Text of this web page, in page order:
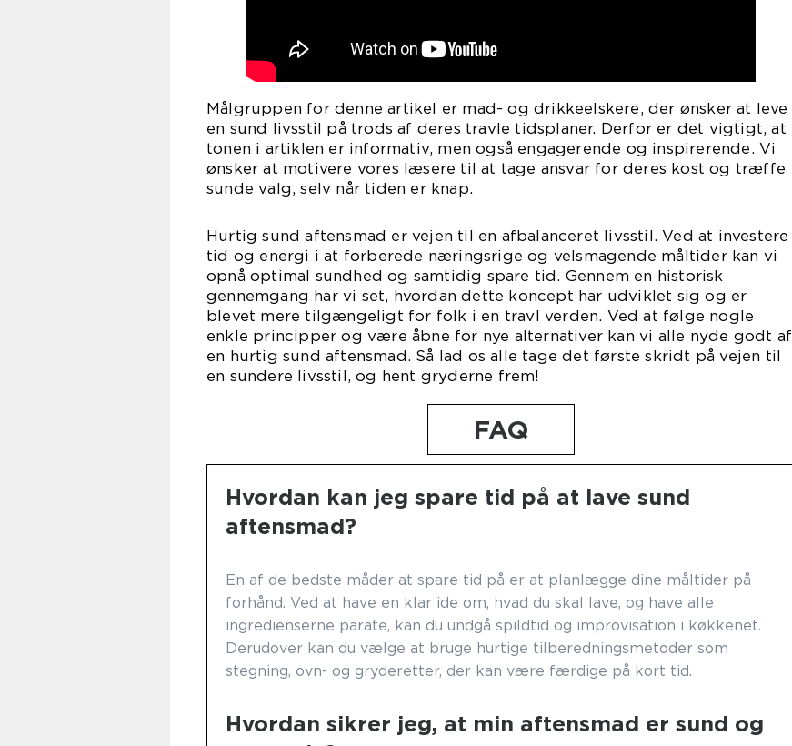
Målgruppen for denne artikel er mad- og drikkeelskere, der ønsker at leve
en sund livsstil på trods af deres travle tidsplaner. Derfor er det vigtigt, at
tonen i artiklen er informativ, men også engagerende og inspirerende. Vi
ønsker at motivere vores læsere til at tage ansvar for deres kost og træffe
sunde valg, selv når tiden er knap.
Hurtig sund aftensmad er vejen til en afbalanceret livsstil. Ved at investere
tid og energi i at forberede næringsrige og velsmagende måltider kan vi
opnå optimal sundhed og samtidig spare tid. Gennem en historisk
gennemgang har vi set, hvordan dette koncept har udviklet sig og er
blevet mere tilgængeligt for folk i en travl verden. Ved at følge nogle
enkle principper og være åbne for nye alternativer kan vi alle nyde godt af
en hurtig sund aftensmad. Så lad os alle tage det første skridt på vejen til
en sundere livsstil, og hent gryderne frem!
FAQ
Hvordan kan jeg spare tid på at lave sund
aftensmad?
En af de bedste måder at spare tid på er at planlægge dine måltider på
forhånd. Ved at have en klar ide om, hvad du skal lave, og have alle
ingredienserne parate, kan du undgå spildtid og improvisation i køkkenet.
Derudover kan du vælge at bruge hurtige tilberedningsmetoder som
stegning, ovn- og gryderetter, der kan være færdige på kort tid.
Hvordan sikrer jeg, at min aftensmad er sund og